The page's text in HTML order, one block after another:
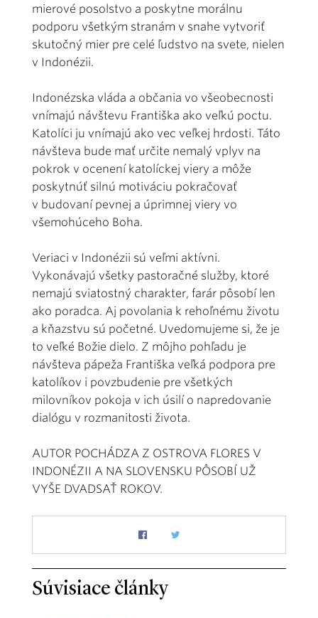
mierové posolstvo a poskytne morálnu
podporu všetkým stranám v snahe vytvoriť
skutočný mier pre celé ľudstvo na svete, nielen
v Indonézii.
Indonézska vláda a občania vo všeobecnosti
vnímajú návštevu Františka ako veľkú poctu.
Katolíci ju vnímajú ako vec veľkej hrdosti. Táto
návšteva bude mať určite nemalý vplyv na
pokrok v ocenení katolíckej viery a môže
poskytnúť silnú motiváciu pokračovať
v budovaní pevnej a úprimnej viery vo
všemohúceho Boha.
Veriaci v Indonézii sú veľmi aktívni.
Vykonávajú všetky pastoračné služby, ktoré
nemajú sviatostný charakter, farár pôsobí len
ako poradca. Aj povolania k rehoľnému životu
a kňazstvu sú početné. Uvedomujeme si, že je
to veľké Božie dielo. Z môjho pohľadu je
návšteva pápeža Františka veľká podpora pre
katolíkov i povzbudenie pre všetkých
milovníkov pokoja v ich úsilí o napredovanie
dialógu v rozmanitosti života.
AUTOR POCHÁDZA Z OSTROVA FLORES V
INDONÉZII A NA SLOVENSKU PÔSOBÍ UŽ
VYŠE DVADSAŤ ROKOV.
Súvisiace články